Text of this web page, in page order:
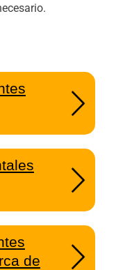
de